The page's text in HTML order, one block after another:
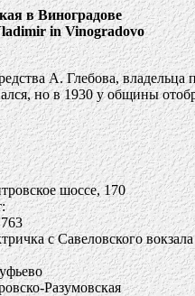
в Виноградове
in Vinogradovo
А. Глебова, владельца
но в 1930 у общины
шоссе, 170
с Савеловского
Разумовская